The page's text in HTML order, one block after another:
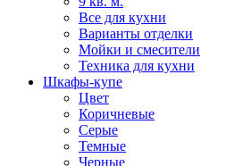
Все для кухни
Варианты отделки
Мойки и смесители
Техника для кухни
Шкафы-купе
Цвет
Коричневые
Серые
Темные
Черные